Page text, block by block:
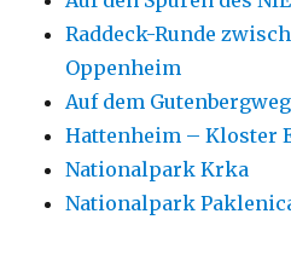
Raddeck-Runde
Oppenheim
Auf dem
Hattenheim – Kloster
Nationalpark Krka
Nationalpark